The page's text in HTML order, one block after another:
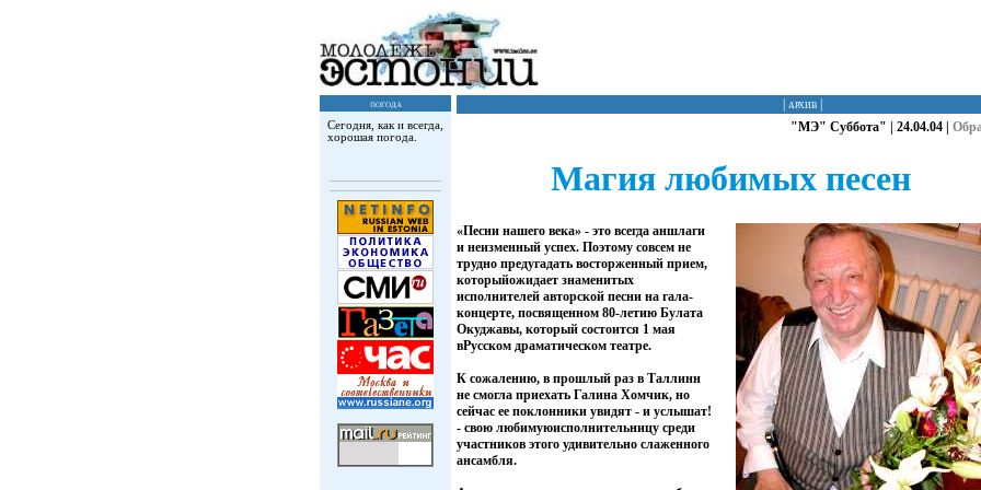
погода
Сегодня, как и всегда,
хорошая погода.
архив
"МЭ" Суббота" | 24.04.04 |
Магия любимых песен
«Песни нашего века» - это всегда аншлаги
и неизменный успех. Поэтому совсем не
трудно предугадать восторженный прием,
которыйожидает знаменитых
исполнителей авторской песни на гала-
концерте, посвященном 80-летию Булата
Окуджавы, который состоится 1 мая
вРусском драматическом театре.
К сожалению, в прошлый раз в Таллинн
не смогла приехать Галина Хомчик, но
сейчас ее поклонники увидят - и услышат!
- свою любимуюисполнительницу среди
участников этого удивительно слаженного
ансамбля.